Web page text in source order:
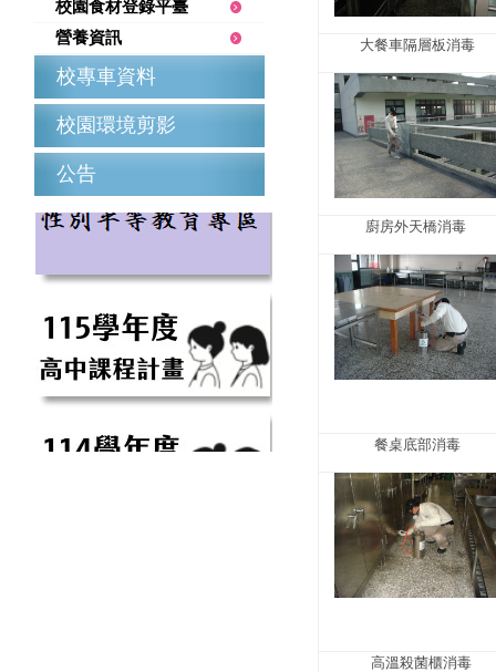
校園食材登錄平臺
營養資訊
校專車資料
校園環境剪影
公告
大餐車隔層板消毒
廚房外天橋消毒
餐桌底部消毒
高溫殺菌櫃消毒